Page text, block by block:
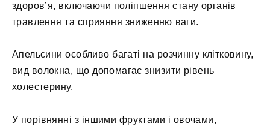
здоров’я, включаючи поліпшення стану органів
травлення та сприяння зниженню ваги.
Апельсини особливо багаті на розчинну клітковину,
вид волокна, що допомагає знизити рівень
холестерину.
У порівнянні з іншими фруктами і овочами,